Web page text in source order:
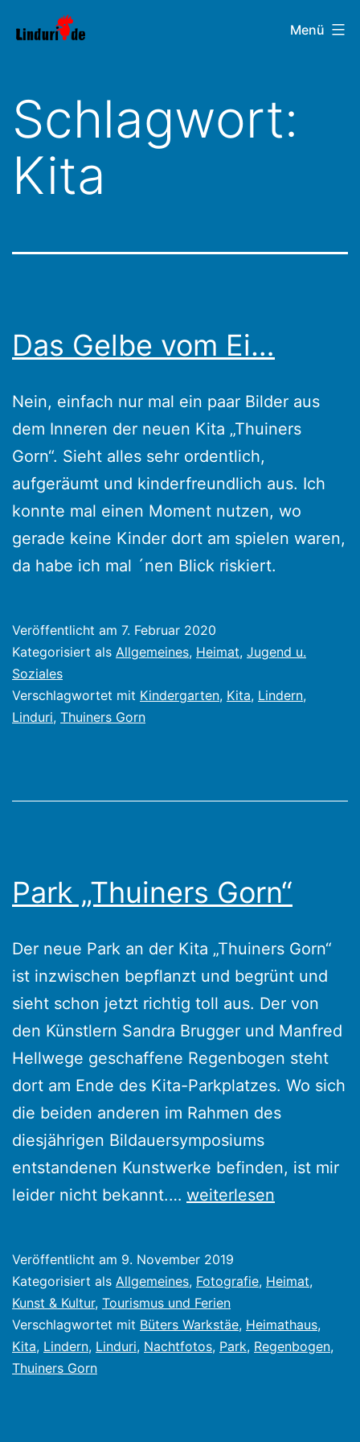
Inhalt
Linduri.de Menü
Schlagwort:
Kita
Das Gelbe vom Ei…
Nein, einfach nur mal ein paar Bilder aus
dem Inneren der neuen Kita „Thuiners
Gorn“. Sieht alles sehr ordentlich,
aufgeräumt und kinderfreundlich aus. Ich
konnte mal einen Moment nutzen, wo
gerade keine Kinder dort am spielen waren,
da habe ich mal ´nen Blick riskiert.
Veröffentlicht am 7. Februar 2020
Kategorisiert als Allgemeines, Heimat, Jugend u.
Soziales
Verschlagwortet mit Kindergarten, Kita, Lindern,
Linduri, Thuiners Gorn
Park „Thuiners Gorn“
Der neue Park an der Kita „Thuiners Gorn“
ist inzwischen bepflanzt und begrünt und
sieht schon jetzt richtig toll aus. Der von
den Künstlern Sandra Brugger und Manfred
Hellwege geschaffene Regenbogen steht
dort am Ende des Kita-Parkplatzes. Wo sich
die beiden anderen im Rahmen des
diesjährigen Bildauersymposiums
entstandenen Kunstwerke befinden, ist mir
leider nicht bekannt.… Park
weiterlesen
Veröffentlicht am 9. November 2019
Kategorisiert als Allgemeines, Fotografie, Heimat,
Kunst & Kultur, Tourismus und Ferien
Verschlagwortet mit Büters Warkstäe, Heimathaus,
Kita, Lindern, Linduri, Nachtfotos, Park, Regenbogen,
Thuiners Gorn